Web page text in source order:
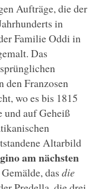
Aufträge, die der
in
Familie Oddi in
Das
den Franzosen
wo es bis 1815
und auf Geheiß
Altarbild
am nächsten
das die